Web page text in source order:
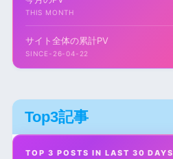
THIS MONTH
サイト全体の累計PV
SINCE-26-04-22
Top3記事
TOP 3 POSTS IN LAST 30 DAYS